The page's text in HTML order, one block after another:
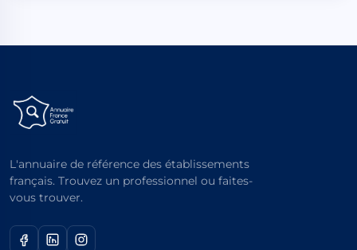
L'annuaire de référence des établissements
français. Trouvez un professionnel ou faites-
vous trouver.